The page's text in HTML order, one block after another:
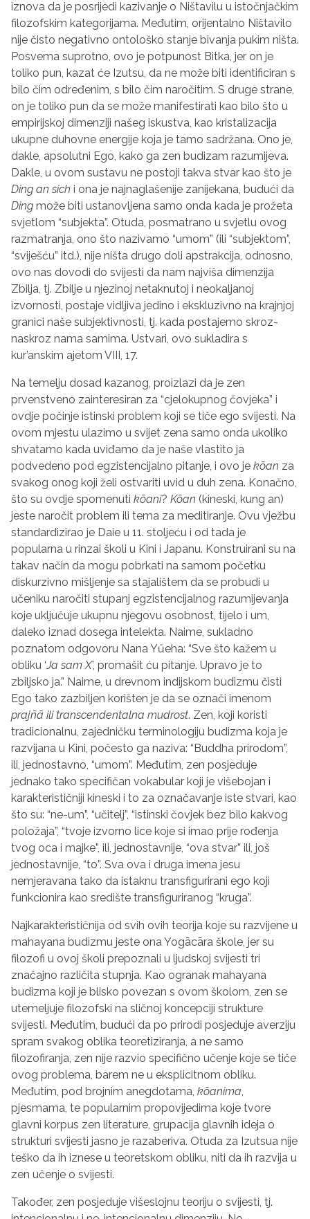
iznova da je posrijedi kazivanje o Ništavilu u istočnjačkim
filozofskim kategorijama. Međutim, orijentalno Ništavilo
nije čisto negativno ontološko stanje bivanja pukim ništa.
Posvema suprotno, ovo je potpunost Bitka, jer on je
toliko pun, kazat će Izutsu, da ne može biti identificiran s
bilo čim određenim, s bilo čim naročitim. S druge strane,
on je toliko pun da se može manifestirati kao bilo što u
empirijskoj dimenziji našeg iskustva, kao kristalizacija
ukupne duhovne energije koja je tamo sadržana. Ono je,
dakle, apsolutni Ego, kako ga zen budizam razumijeva.
Dakle, u ovom sustavu ne postoji takva stvar kao što je
Ding an sich i ona je najnaglašenije zanijekana, budući da
Ding može biti ustanovljena samo onda kada je prožeta
svjetlom “subjekta”. Otuda, posmatrano u svjetlu ovog
razmatranja, ono što nazivamo “umom” (ili “subjektom”,
“sviješću” itd.), nije ništa drugo doli apstrakcija, odnosno,
ovo nas dovodi do svijesti da nam najviša dimenzija
Zbilja, tj. Zbilje u njezinoj netaknutoj i neokaljanoj
izvornosti, postaje vidljiva jedino i ekskluzivno na krajnjoj
granici naše subjektivnosti, tj. kada postajemo skroz-
naskroz nama samima. Ustvari, ovo sukladira s
kur’anskim ajetom VIII, 17.
Na temelju dosad kazanog, proizlazi da je zen
prvenstveno zainteresiran za “cjelokupnog čovjeka” i
ovdje počinje istinski problem koji se tiče ego svijesti. Na
ovom mjestu ulazimo u svijet zena samo onda ukoliko
shvatamo kada uviđamo da je naše vlastito ja
podvedeno pod egzistencijalno pitanje, i ovo je kōan za
svakog onog koji želi ostvariti uvid u duh zena. Konačno,
što su ovdje spomenuti kōani? Kōan (kineski, kung an)
jeste naročit problem ili tema za meditiranje. Ovu vježbu
standardizirao je Daie u 11. stoljeću i od tada je
popularna u rinzai školi u Kini i Japanu. Konstruirani su na
takav način da mogu pobrkati na samom početku
diskurzivno mišljenje sa stajalištem da se probudi u
učeniku naročiti stupanj egzistencijalnog razumijevanja
koje uključuje ukupnu njegovu osobnost, tijelo i um,
daleko iznad dosega intelekta. Naime, sukladno
poznatom odgovoru Nana Yűeha: “Sve što kažem u
obliku ‘Ja sam X’, promašit ću pitanje. Upravo je to
zbiljsko ja.” Naime, u drevnom indijskom budizmu čisti
Ego tako zazbiljen korišten je da se označi imenom
prajñā ili transcendentalna mudrost. Zen, koji koristi
tradicionalnu, zajedničku terminologiju budizma koja je
razvijana u Kini, počesto ga naziva: “Buddha prirodom”,
ili, jednostavno, “umom”. Međutim, zen posjeduje
jednako tako specifičan vokabular koji je višebojan i
karakterističniji kineski i to za označavanje iste stvari, kao
što su: “ne-um”, “učitelj”, “istinski čovjek bez bilo kakvog
položaja”, “tvoje izvorno lice koje si imao prije rođenja
tvog oca i majke”, ili, jednostavnije, “ova stvar” ili, još
jednostavnije, “to”. Sva ova i druga imena jesu
nemjeravana tako da istaknu transfigurirani ego koji
funkcionira kao središte transfiguriranog “kruga”.
Najkarakterističnija od svih ovih teorija koje su razvijene u
mahayana budizmu jeste ona Yogācāra škole, jer su
filozofi u ovoj školi prepoznali u ljudskoj svijesti tri
značajno različita stupnja. Kao ogranak mahayana
budizma koji je blisko povezan s ovom školom, zen se
utemeljuje filozofski na sličnoj koncepciji strukture
svijesti. Međutim, budući da po prirodi posjeduje averziju
spram svakog oblika teoretiziranja, a ne samo
filozofiranja, zen nije razvio specifično učenje koje se tiče
ovog problema, barem ne u eksplicitnom obliku.
Međutim, pod brojnim anegdotama, kōanima,
pjesmama, te popularnim propovijedima koje tvore
glavni korpus zen literature, grupacija glavnih ideja o
strukturi svijesti jasno je razaberiva. Otuda za Izutsua nije
teško da ih iznese u teoretskom obliku, niti da ih razvija u
zen učenje o svijesti.
Također, zen posjeduje višeslojnu teoriju o svijesti, tj.